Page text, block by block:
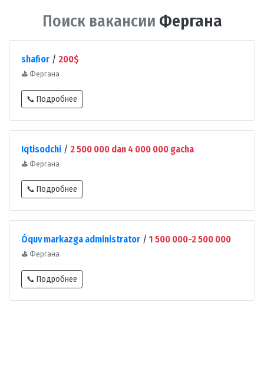
Поиск вакансии Фергана
shafior / 200$
⛳ Фергана
📞 Подробнее
Iqtisodchi / 2 500 000 dan 4 000 000 gacha
⛳ Фергана
📞 Подробнее
Óquv markazga administrator / 1 500 000-2 500 000
⛳ Фергана
📞 Подробнее